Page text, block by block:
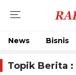
News Bisnis
Topik Berita :